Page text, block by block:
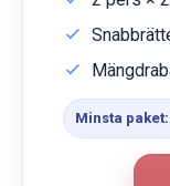
Minsta